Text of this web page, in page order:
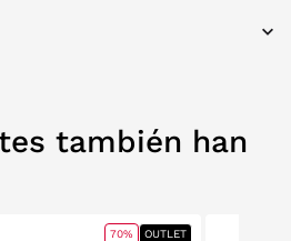
también han
70% OUTLET